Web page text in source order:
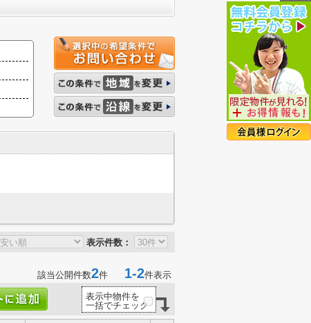
表示件数：
該当公開件数2件 1-2件表示
表示中物件を
一括でチェック